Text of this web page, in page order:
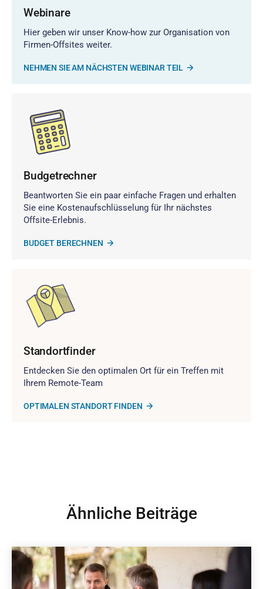
Webinare
Hier geben wir unser Know-how zur Organisation von
Firmen-Offsites weiter.
NEHMEN SIE AM NÄCHSTEN WEBINAR TEIL
Budgetrechner
Beantworten Sie ein paar einfache Fragen und erhalten
Sie eine Kostenaufschlüsselung für Ihr nächstes
Offsite-Erlebnis.
BUDGET BERECHNEN
Standortfinder
Entdecken Sie den optimalen Ort für ein Treffen mit
Ihrem Remote-Team
OPTIMALEN STANDORT FINDEN
Ähnliche Beiträge